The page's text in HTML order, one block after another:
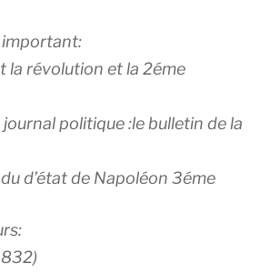
la révolution et la 2éme
politique :le bulletin de la
d’état de Napoléon 3éme